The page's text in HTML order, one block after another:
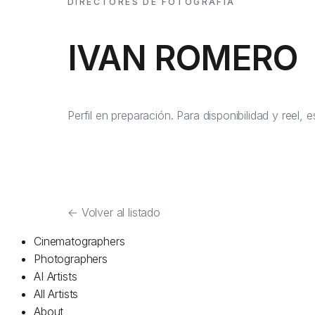
IVAN ROMERO
Perfil en preparación. Para disponibilidad y reel,
← Volver al listado
Cinematographers
Photographers
AI Artists
All Artists
About